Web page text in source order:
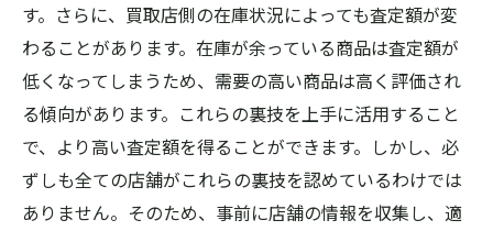
す。さらに、買取店側の在庫状況によっても査定額が変
わることがあります。在庫が余っている商品は査定額が
低くなってしまうため、需要の高い商品は高く評価され
る傾向があります。これらの裏技を上手に活用すること
で、より高い査定額を得ることができます。しかし、必
ずしも全ての店舗がこれらの裏技を認めているわけでは
ありません。そのため、事前に店舗の情報を収集し、適